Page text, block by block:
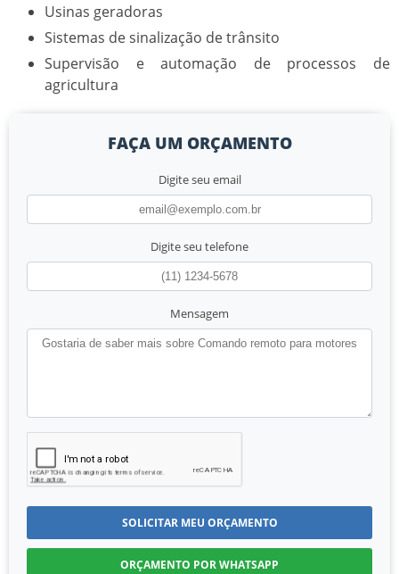
Usinas geradoras
Sistemas de sinalização de trânsito
Supervisão e automação de processos de
agricultura
FAÇA UM ORÇAMENTO
Digite seu email
Digite seu telefone
Mensagem
SOLICITAR MEU ORÇAMENTO
ORÇAMENTO POR WHATSAPP